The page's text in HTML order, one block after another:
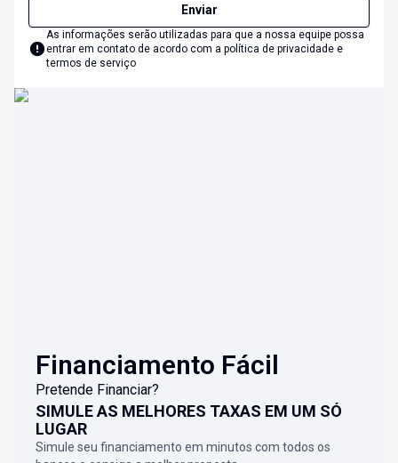
Enviar
As informações serão utilizadas para que a nossa equipe possa
entrar em contato de acordo com a política de privacidade e
termos de serviço
Financiamento Fácil
Pretende Financiar?
SIMULE AS MELHORES TAXAS EM UM SÓ
LUGAR
Simule seu financiamento em minutos com todos os